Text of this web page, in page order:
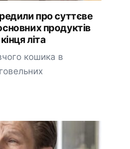
про суттєве
продуктів
літа
кошика в